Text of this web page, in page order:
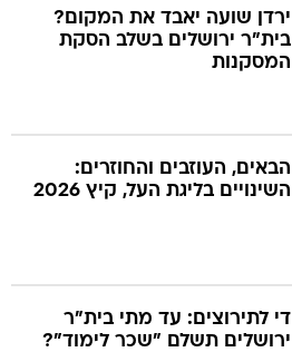
ירדן שועה יאבד את המקום?
בית"ר ירושלים בשלב הסקת
המסקנות
הבאים, העוזבים והחוזרים:
השינויים בליגת העל, קיץ 2026
די לתירוצים: עד מתי בית"ר
ירושלים תשלם "שכר לימוד"?